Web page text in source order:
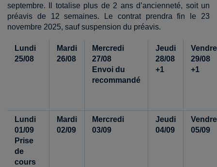
septembre. Il totalise plus de 2 ans d’ancienneté, soit un
préavis de 12 semaines. Le contrat prendra fin le 23
novembre 2025, sauf suspension du préavis.
Lundi
25/08
Mardi
26/08
Mercredi
27/08
Envoi du
recommandé
Jeudi
28/08
+1
29/08
+1
Lundi
01/09
Prise
de
cours
Mardi
02/09
Mercredi
03/09
Jeudi
04/09
05/09